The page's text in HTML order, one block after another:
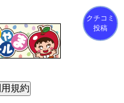
クチコミ
投稿